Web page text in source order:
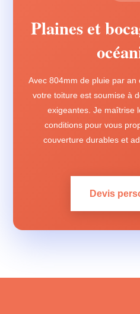
Plaines et
Avec 804mm de pluie par an
votre toiture est soumise à
exigeantes. Je maîtrise
conditions pour vous
couverture durables et
Devis